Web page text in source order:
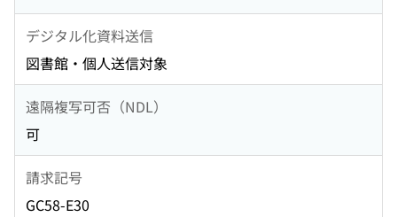
デジタル化資料送信
図書館・個人送信対象
遠隔複写可否（NDL）
可
請求記号
GC58-E30